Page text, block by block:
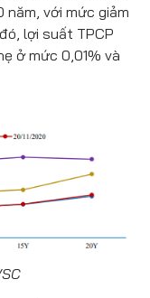
năm, với mức giảm
lợi suất TPCP
ở mức 0,01% và